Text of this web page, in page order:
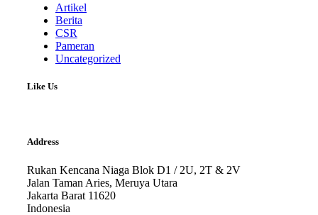
Artikel
Berita
CSR
Pameran
Uncategorized
Like Us
Address
Rukan Kencana Niaga Blok D1 / 2U, 2T & 2V
Jalan Taman Aries, Meruya Utara
Jakarta Barat 11620
Indonesia